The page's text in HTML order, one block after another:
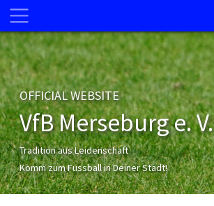
OFFICIAL WEBSITE
VfB Merseburg e. V.
Tradition aus Leidenschaft
Komm zum Fussball in Deiner Stadt!